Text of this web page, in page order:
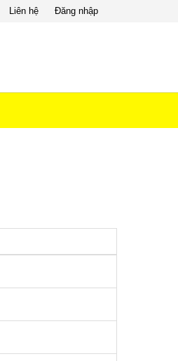
Liên hệ Đăng nhập